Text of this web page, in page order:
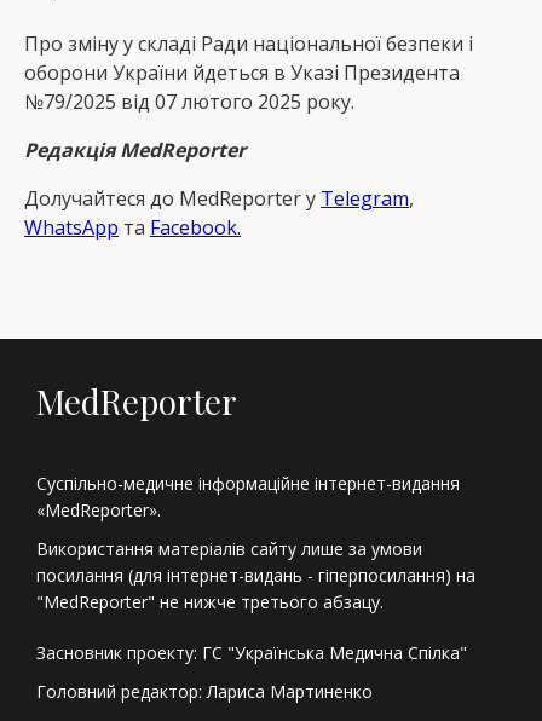
Про зміну у складі Ради національної безпеки і
оборони України йдеться в Указі Президента
№79/2025 від 07 лютого 2025 року.
Редакція MedReporter
Долучайтеся до MedReрorter у Telegram,
WhatsApp та Facebook.
MedReporter
Суспільно-медичне інформаційне інтернет-видання
«MedReporter».
Використання матеріалів сайту лише за умови
посилання (для інтернет-видань - гіперпосилання) на
"MedReporter" не нижче третього абзацу.
Засновник проекту: ГС "Українська Медична Спілка"
Головний редактор: Лариса Мартиненко